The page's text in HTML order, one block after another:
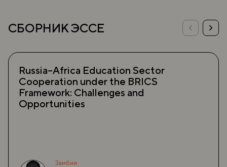
СБОРНИК ЭССЕ
Russia–Africa Education Sector
Cooperation under the BRICS
Framework: Challenges and
Opportunities
Замбия